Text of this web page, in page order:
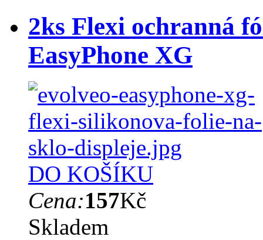
2ks Flexi ochranná
EasyPhone XG
DO KOŠÍKU
Cena:157Kč
Skladem